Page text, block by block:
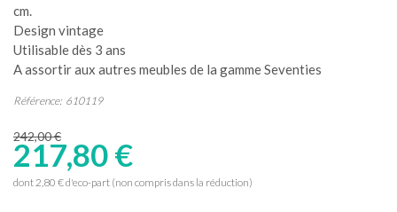
cm.
Design vintage
Utilisable dès 3 ans
A assortir aux autres meubles de la gamme Seventies
Référence: 610119
242,00 €
217,80 €
dont 2,80 € d'eco-part (non compris dans la réduction)